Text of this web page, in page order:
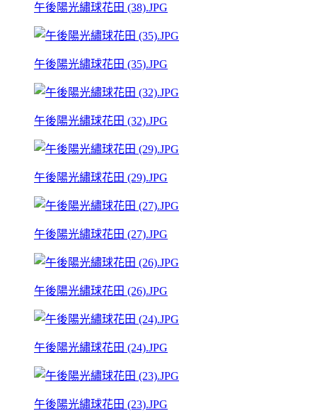
午後陽光繡球花田 (38).JPG
午後陽光繡球花田 (35).JPG
午後陽光繡球花田 (32).JPG
午後陽光繡球花田 (29).JPG
午後陽光繡球花田 (27).JPG
午後陽光繡球花田 (26).JPG
午後陽光繡球花田 (24).JPG
午後陽光繡球花田 (23).JPG